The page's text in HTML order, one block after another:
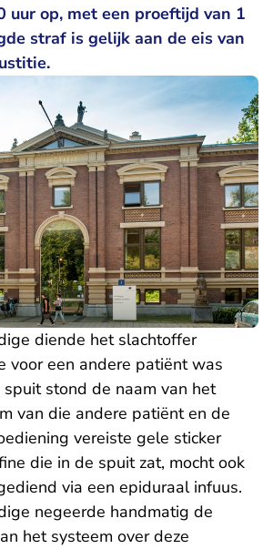
uur op, met een proeftijd van 1
straf is gelijk aan de eis van
diende het slachtoffer
voor een andere patiënt was
stond de naam van het
van die andere patiënt en de
vereiste gele sticker
die in de spuit zat, mocht ook
via een epiduraal infuus.
negeerde handmatig de
het systeem over deze